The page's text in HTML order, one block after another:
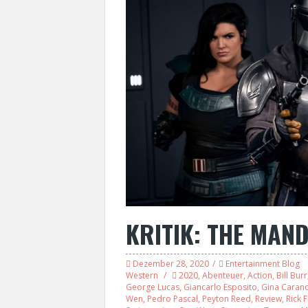
KRITIK: THE
Dezember 28, 2020 Entertainment Blog
Western
2020, Abenteuer, Action, Bill Burr
George Lucas, Giancarlo Esposito, Gina
Wen, Pedro Pascal, Peyton Reed, Review, Rick